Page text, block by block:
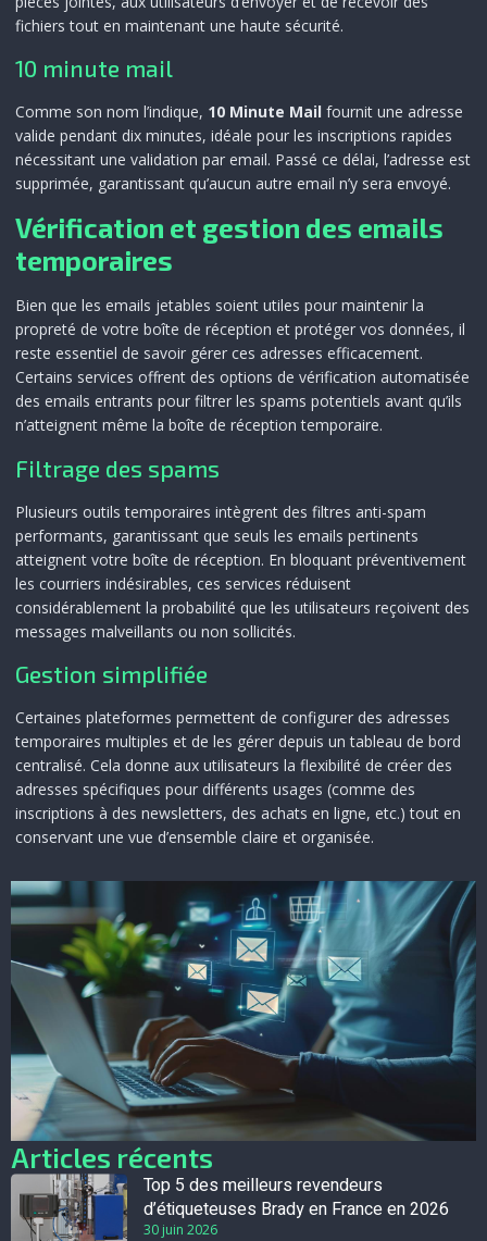
fichiers tout en maintenant une haute sécurité.
10 minute mail
Comme son nom l’indique, 10 Minute Mail fournit une adresse
valide pendant dix minutes, idéale pour les inscriptions rapides
nécessitant une validation par email. Passé ce délai, l’adresse est
supprimée, garantissant qu’aucun autre email n’y sera envoyé.
Vérification et gestion des emails
temporaires
Bien que les emails jetables soient utiles pour maintenir la
propreté de votre boîte de réception et protéger vos données, il
reste essentiel de savoir gérer ces adresses efficacement.
Certains services offrent des options de vérification automatisée
des emails entrants pour filtrer les spams potentiels avant qu’ils
n’atteignent même la boîte de réception temporaire.
Filtrage des spams
Plusieurs outils temporaires intègrent des filtres anti-spam
performants, garantissant que seuls les emails pertinents
atteignent votre boîte de réception. En bloquant préventivement
les courriers indésirables, ces services réduisent
considérablement la probabilité que les utilisateurs reçoivent des
messages malveillants ou non sollicités.
Gestion simplifiée
Certaines plateformes permettent de configurer des adresses
temporaires multiples et de les gérer depuis un tableau de bord
centralisé. Cela donne aux utilisateurs la flexibilité de créer des
adresses spécifiques pour différents usages (comme des
inscriptions à des newsletters, des achats en ligne, etc.) tout en
conservant une vue d’ensemble claire et organisée.
Articles récents
Top 5 des meilleurs revendeurs
d’étiqueteuses Brady en France en 2026
30 juin 2026